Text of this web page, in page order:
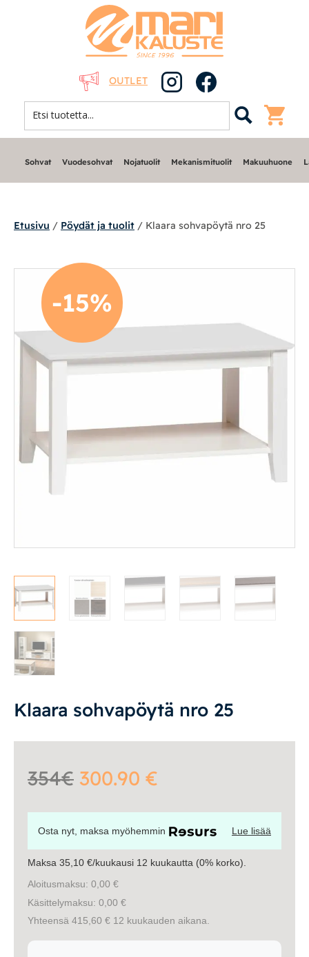
OUTLET
Sohvat
Nojatuolit
Mekanismituolit
Makuuhuone
Ruokaryhmät
Säilytys
Matot
Ulkokalusteet
Valaisimet
Vuodesohvat
Senioreille
Oma tili|Yhteystiedot|Ostoskori
Sohvat Vuodesohvat Nojatuolit Mekanismituolit Makuuhuone
Etusivu / Pöydät ja tuolit / Klaara sohvapöytä nro 25
-15%
Klaara sohvapöytä nro 25
354€ 300.90 €
Osta nyt, maksa myöhemmin Lue lisää
Maksa 35,10 €/kuukausi 12 kuukautta (0% korko).
Aloitusmaksu: 0,00 €
Käsittelymaksu: 0,00 €
Yhteensä 415,60 € 12 kuukauden aikana.